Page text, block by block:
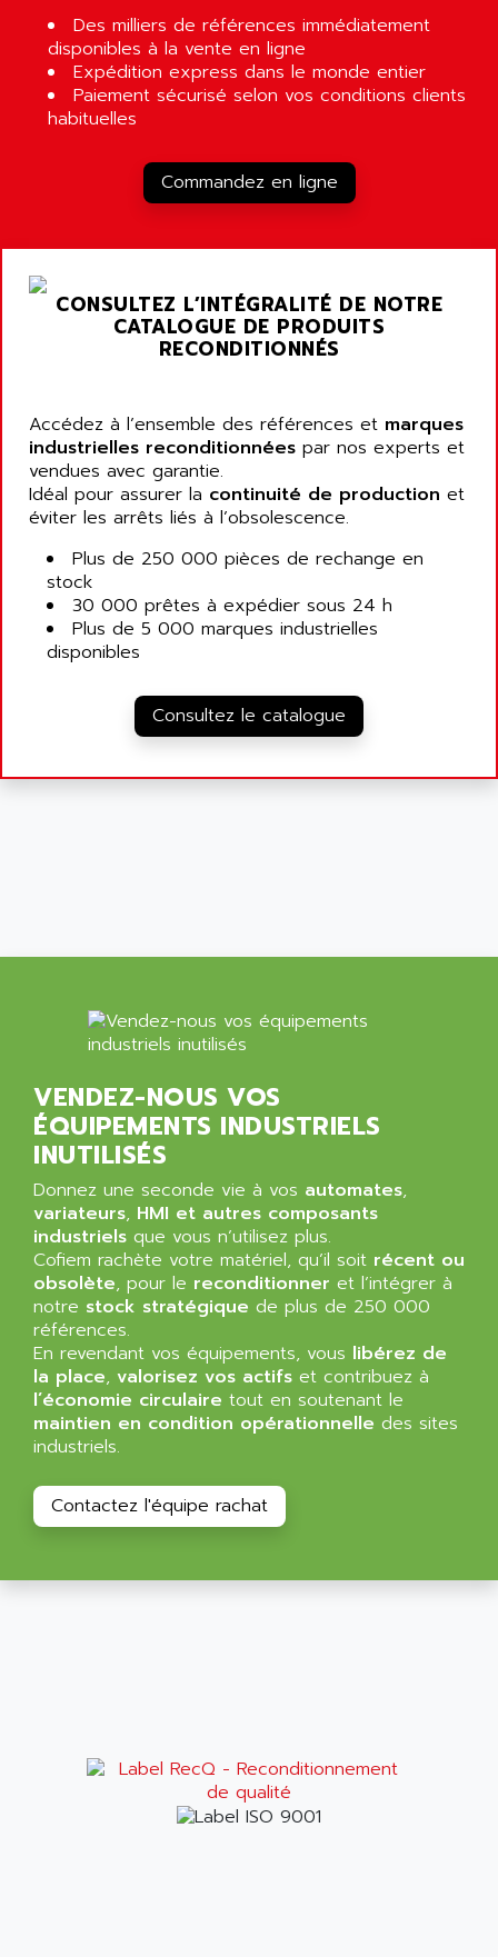
Des milliers de références immédiatement
disponibles à la vente en ligne
Expédition express dans le monde entier
Paiement sécurisé selon vos conditions clients
habituelles
Commandez en ligne
CONSULTEZ L’INTÉGRALITÉ DE NOTRE
CATALOGUE DE PRODUITS
RECONDITIONNÉS
Accédez à l’ensemble des références et marques
industrielles reconditionnées par nos experts et
vendues avec garantie.
Idéal pour assurer la continuité de production et
éviter les arrêts liés à l’obsolescence.
Plus de 250 000 pièces de rechange en
stock
30 000 prêtes à expédier sous 24 h
Plus de 5 000 marques industrielles
disponibles
Consultez le catalogue
VENDEZ-NOUS VOS
ÉQUIPEMENTS INDUSTRIELS
INUTILISÉS
Donnez une seconde vie à vos automates,
variateurs, HMI et autres composants
industriels que vous n’utilisez plus.
Cofiem rachète votre matériel, qu’il soit récent ou
obsolète, pour le reconditionner et l’intégrer à
notre stock stratégique de plus de 250 000
références.
En revendant vos équipements, vous libérez de
la place, valorisez vos actifs et contribuez à
l’économie circulaire tout en soutenant le
maintien en condition opérationnelle des sites
industriels.
Contactez l'équipe rachat